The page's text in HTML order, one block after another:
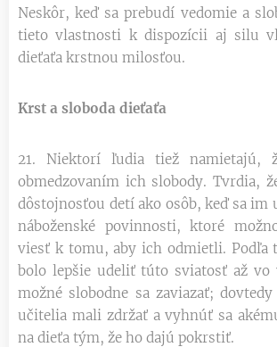
Neskôr, keď sa prebudí vedomie a
tieto vlastnosti k dispozícii aj silu
dieťaťa krstnou milosťou.
Krst a sloboda dieťaťa
21. Niektorí ľudia tiež namietajú,
obmedzovaním ich slobody. Tvrdia,
dôstojnosťou detí ako osôb, keď sa im
náboženské povinnosti, ktoré
viesť k tomu, aby ich odmietli. Podľa
bolo lepšie udeliť túto sviatosť až vo
možné slobodne sa zaviazať;
učitelia mali zdržať a vyhnúť sa
na dieťa tým, že ho dajú pokrstiť.